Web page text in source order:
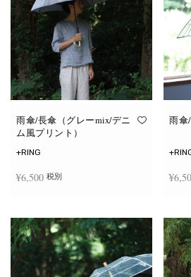
雨傘/長傘（グレーmix/デニ
ム風プリント）
+RING
¥6,500 税別
雨傘
¥